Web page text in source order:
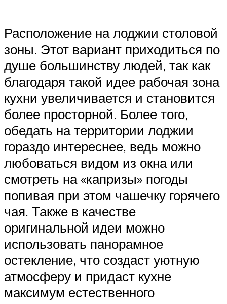
Расположение на лоджии столовой
зоны. Этот вариант приходиться по
душе большинству людей, так как
благодаря такой идее рабочая зона
кухни увеличивается и становится
более просторной. Более того,
обедать на территории лоджии
гораздо интереснее, ведь можно
любоваться видом из окна или
смотреть на «капризы» погоды
попивая при этом чашечку горячего
чая. Также в качестве
оригинальной идеи можно
использовать панорамное
остекление, что создаст уютную
атмосферу и придаст кухне
максимум естественного